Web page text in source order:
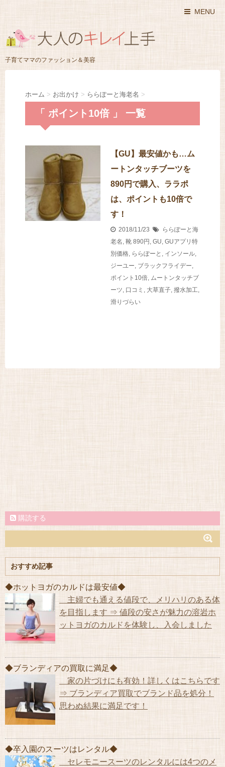
MENU
子育てママのファッション＆美容
ホーム > お出かけ > ららぽーと海老名 >
「 ポイント10倍 」 一覧
【GU】最安値かも…ム
ートンタッチブーツを
890円で購入、ララポ
は、ポイントも10倍で
す！
2018/11/23
ららぽーと海
老名 , 靴 890円 , GU, GUアプリ特
別価格, ららぽーと , インソール,
ジーユー, ブラックフライデー,
ポイント10倍, ムートンタッチブ
ーツ, 口コミ , 大草直子, 撥水加工,
滑りづらい
購読する
おすすめ記事
◆ホットヨガのカルドは最安値◆
主婦でも通える値段で、メリハリのある体
を目指します ⇒ 値段の安さが魅力の溶岩ホ
ットヨガのカルドを体験し、入会しました
◆ブランディアの買取に満足◆
家の片づけにも有効！詳しくはこちらです
⇒ ブランディア買取でブランド品を処分！
思わぬ結果に満足です！
◆卒入園のスーツはレンタル◆
セレモニースーツのレンタルには4つのメ